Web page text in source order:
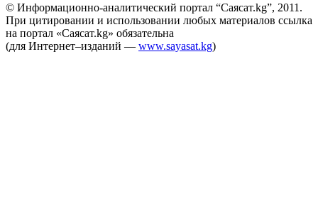
© Информационно-аналитический портал “Саясат.kg”, 2011.
При цитировании и использовании любых материалов ссылка
на портал «Саясат.kg» обязательна
(для Интернет–изданий — www.sayasat.kg)